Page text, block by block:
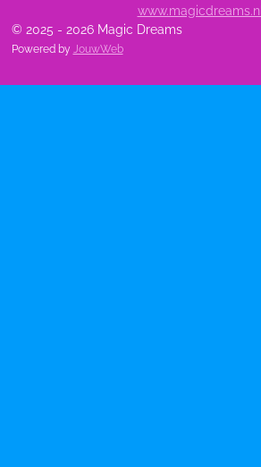
www.magicdreams.nl
© 2025 - 2026 Magic Dreams
Powered by JouwWeb